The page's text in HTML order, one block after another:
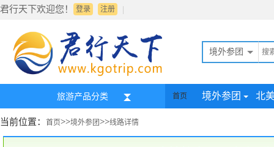
君行天下欢迎您！ 登录 |
注册
境外参团
旅游产品分类 首页 境外参团 北
当前位置： 首页>>境外参团>>线路详情